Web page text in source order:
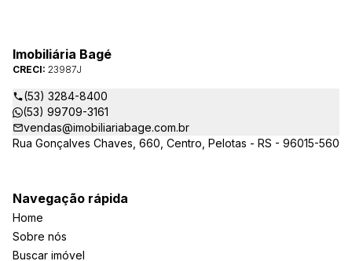
Imobiliária Bagé
CRECI: 23987J
(53) 3284-8400
(53) 99709-3161
vendas@imobiliariabage.com.br
Rua Gonçalves Chaves, 660, Centro, Pelotas - RS - 96015-560
Navegação rápida
Home
Sobre nós
Buscar imóvel